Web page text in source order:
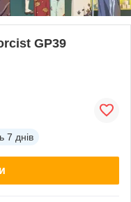
GP39
7 днів